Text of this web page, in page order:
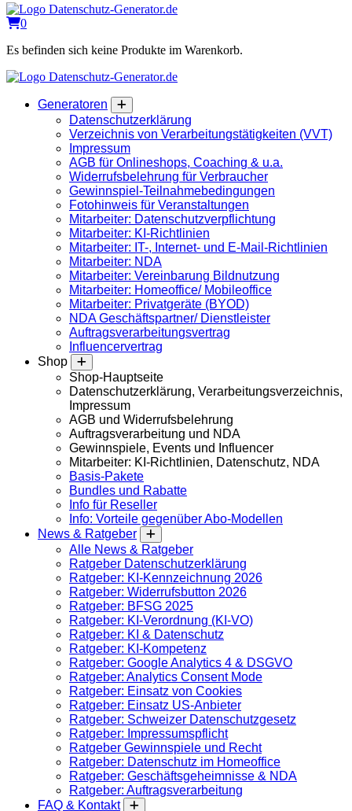
0
Es befinden sich keine Produkte im Warenkorb.
Generatoren
Datenschutzerklärung
Verzeichnis von Verarbeitungstätigkeiten (VVT)
Impressum
AGB für Onlineshops, Coaching & u.a.
Widerrufsbelehrung für Verbraucher
Gewinnspiel-Teilnahmebedingungen
Fotohinweis für Veranstaltungen
Mitarbeiter: Datenschutzverpflichtung
Mitarbeiter: KI-Richtlinien
Mitarbeiter: IT-, Internet- und E-Mail-Richtlinien
Mitarbeiter: NDA
Mitarbeiter: Vereinbarung Bildnutzung
Mitarbeiter: Homeoffice/ Mobileoffice
Mitarbeiter: Privatgeräte (BYOD)
NDA Geschäftspartner/ Dienstleister
Auftragsverarbeitungsvertrag
Influencervertrag
Shop
Shop-Hauptseite
Datenschutzerklärung, Verarbeitungsverzeichnis,
Impressum
AGB und Widerrufsbelehrung
Auftragsverarbeitung und NDA
Gewinnspiele, Events und Influencer
Mitarbeiter: KI-Richtlinien, Datenschutz, NDA
Basis-Pakete
Bundles und Rabatte
Info für Reseller
Info: Vorteile gegenüber Abo-Modellen
News & Ratgeber
Alle News & Ratgeber
Ratgeber Datenschutzerklärung
Ratgeber: KI-Kennzeichnung 2026
Ratgeber: Widerrufsbutton 2026
Ratgeber: BFSG 2025
Ratgeber: KI-Verordnung (KI-VO)
Ratgeber: KI & Datenschutz
Ratgeber: KI-Kompetenz
Ratgeber: Google Analytics 4 & DSGVO
Ratgeber: Analytics Consent Mode
Ratgeber: Einsatz von Cookies
Ratgeber: Einsatz US-Anbieter
Ratgeber: Schweizer Datenschutzgesetz
Ratgeber: Impressumspflicht
Ratgeber Gewinnspiele und Recht
Ratgeber: Datenschutz im Homeoffice
Ratgeber: Geschäftsgeheimnisse & NDA
Ratgeber: Auftragsverarbeitung
FAQ & Kontakt